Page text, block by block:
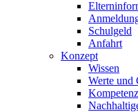
Schulgeld
Anfahrt
Konzept
Wissen
Werte und
Kompetenz